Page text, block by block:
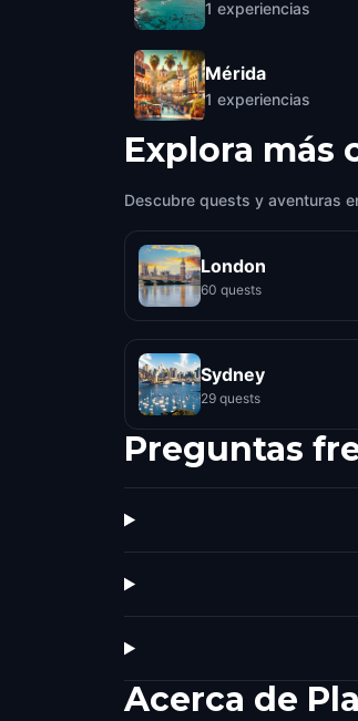
1 experiencias
Mérida
1 experiencias
Explora más
Descubre quests y aventuras
London
60 quests
Sydney
29 quests
Preguntas
Acerca de